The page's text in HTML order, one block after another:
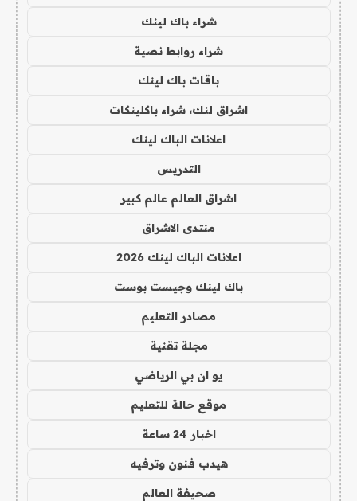
شراء باك لينك
شراء روابط نصية
باقات باك لينك
اشراق لنك، شراء باكلينكات
اعلانات الباك لينك
التدريس
اشراق العالم عالم كبير
منتدى الاشراق
اعلانات الباك لينك 2026
باك لينك وجيست بوست
مصادر التعليم
مجلة تقنية
يو ان بي الرياضي
موقع حالة للتعليم
اخبار 24 ساعة
هيدب فنون وترفيه
صحيفة العالم